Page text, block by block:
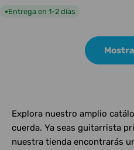
habitual
●Entrega en 1-2 días
Explora nuestro amplio
cuerda. Ya seas guitarrista
nuestra tienda encontrarás